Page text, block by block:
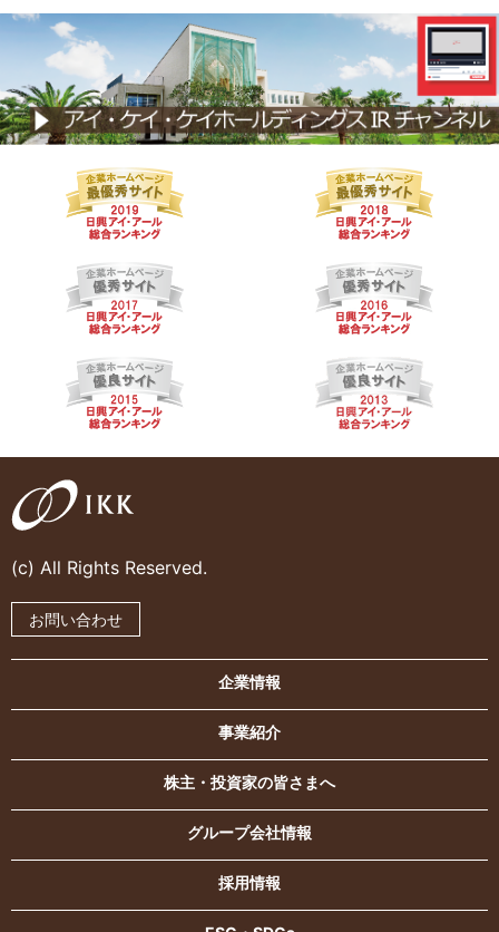
(c) All Rights Reserved.
お問い合わせ
企業情報
事業紹介
株主・投資家の皆さまへ
グループ会社情報
採用情報